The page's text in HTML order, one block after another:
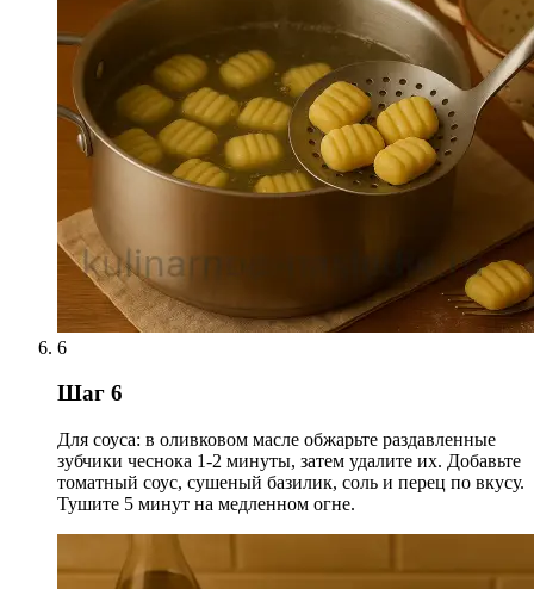
6
Шаг 6
Для соуса: в оливковом масле обжарьте раздавленные
зубчики чеснока 1-2 минуты, затем удалите их. Добавьте
томатный соус, сушеный базилик, соль и перец по вкусу.
Тушите 5 минут на медленном огне.